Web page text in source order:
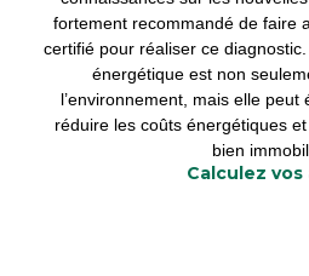
fortement recommandé de faire
certifié pour réaliser ce
énergétique est non
l’environnement, mais elle
réduire les coûts énergétiques
bien
Calculez vos